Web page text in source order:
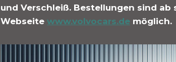
und Verschleiß. Bestellungen sind
Webseite www.volvocars.de möglich.